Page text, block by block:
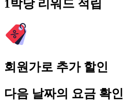
1박당 리워드 적립
회원가로 추가 할인
다음 날짜의 요금 확인